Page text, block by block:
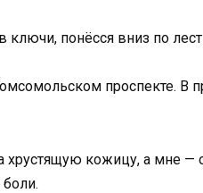
ключи, понёсся вниз по
проспекте. В
хрустящую кожицу, а мне